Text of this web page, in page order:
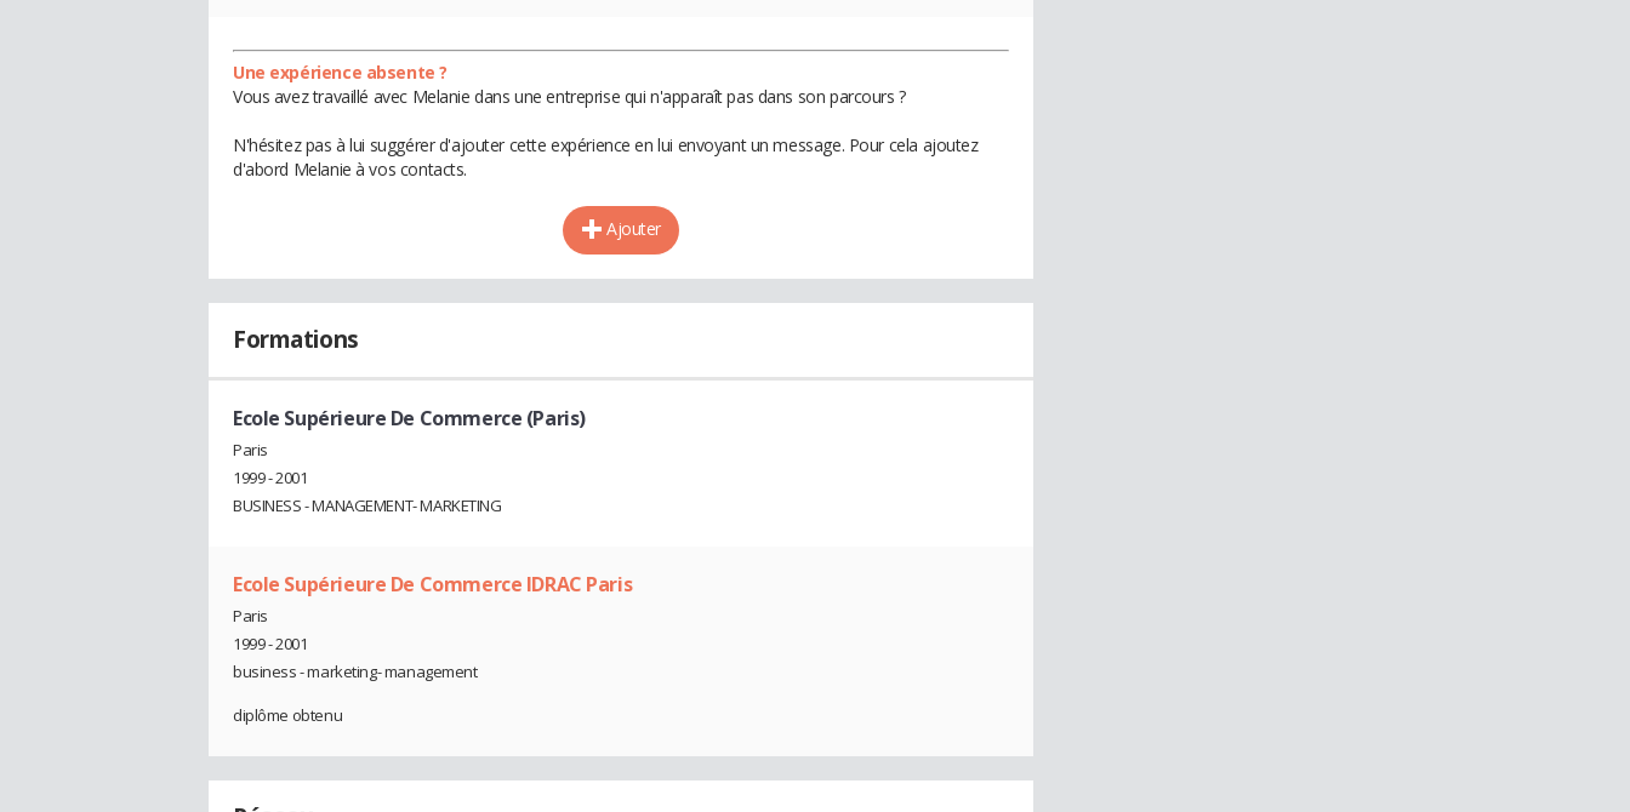
Une expérience absente ?
Vous avez travaillé avec Melanie dans une entreprise qui n'apparaît pas dans son parcours ?
N'hésitez pas à lui suggérer d'ajouter cette expérience en lui envoyant un message. Pour cela ajoutez
d'abord Melanie à vos contacts.
Ajouter
Formations
Ecole Supérieure De Commerce (Paris)
Paris
1999 - 2001
BUSINESS - MANAGEMENT- MARKETING
Ecole Supérieure De Commerce IDRAC Paris
Paris
1999 - 2001
business - marketing- management
diplôme obtenu